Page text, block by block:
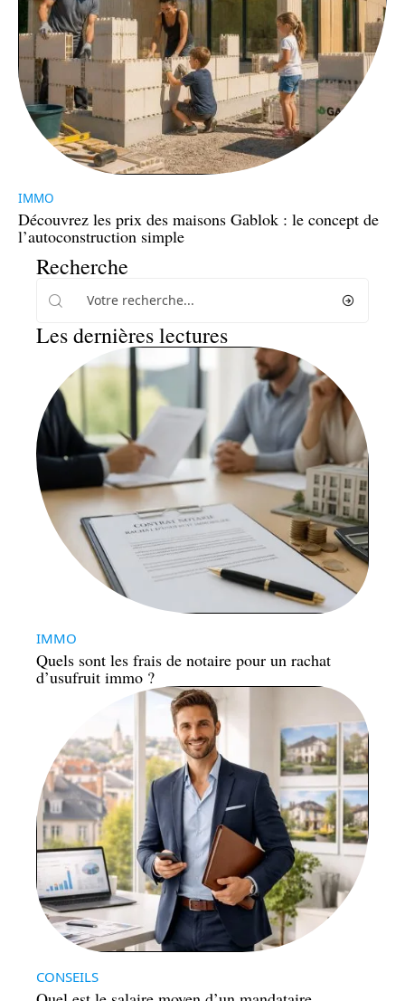
IMMO
Découvrez les prix des maisons Gablok : le concept de
l’autoconstruction simple
Recherche
Les dernières lectures
IMMO
Quels sont les frais de notaire pour un rachat
d’usufruit immo ?
CONSEILS